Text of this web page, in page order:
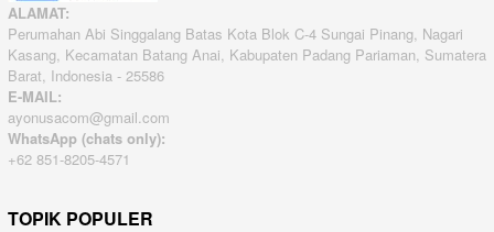
ALAMAT:
Perumahan Abi Singgalang Batas Kota Blok C-4 Sungai Pinang, Nagari
Kasang, Kecamatan Batang Anai, Kabupaten Padang Pariaman, Sumatera
Barat, Indonesia - 25586
E-MAIL:
ayonusacom@gmail.com
WhatsApp (chats only):
+62 851-8205-4571
TOPIK POPULER